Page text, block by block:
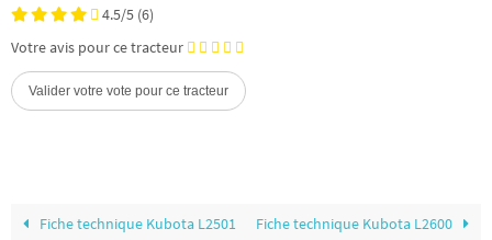
4.5/5 (6)
Votre avis pour ce tracteur
Fiche technique Kubota L2501 Fiche technique Kubota L2600